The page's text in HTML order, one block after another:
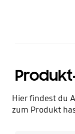
Hier findest du
zum Produkt